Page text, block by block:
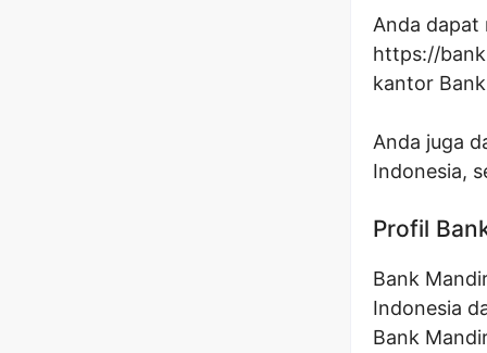
Anda dapat
https://
kantor
Anda juga
Indonesia,
Profil
Bank
Indonesia
Bank